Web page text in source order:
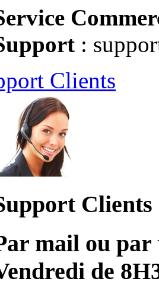
:
Clients
Clients
mail ou par
de